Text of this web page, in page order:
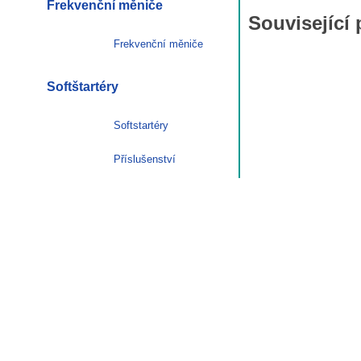
Související
Frekvenční měniče
Frekvenční měniče
Softštartéry
Softstartéry
Příslušenství